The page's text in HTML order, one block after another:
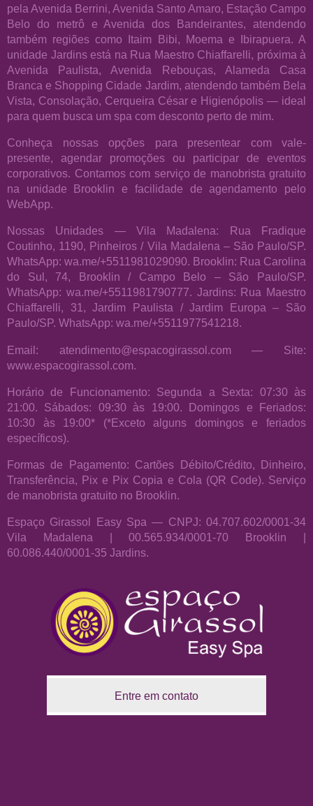
pela Avenida Berrini, Avenida Santo Amaro, Estação Campo
Belo do metrô e Avenida dos Bandeirantes, atendendo
também regiões como Itaim Bibi, Moema e Ibirapuera. A
unidade Jardins está na Rua Maestro Chiaffarelli, próxima à
Avenida Paulista, Avenida Rebouças, Alameda Casa
Branca e Shopping Cidade Jardim, atendendo também Bela
Vista, Consolação, Cerqueira César e Higienópolis — ideal
para quem busca um spa com desconto perto de mim.
Conheça nossas opções para presentear com vale-
presente, agendar promoções ou participar de eventos
corporativos. Contamos com serviço de manobrista gratuito
na unidade Brooklin e facilidade de agendamento pelo
WebApp.
Nossas Unidades — Vila Madalena: Rua Fradique
Coutinho, 1190, Pinheiros / Vila Madalena – São Paulo/SP.
WhatsApp: wa.me/+5511981029090. Brooklin: Rua Carolina
do Sul, 74, Brooklin / Campo Belo – São Paulo/SP.
WhatsApp: wa.me/+5511981790777. Jardins: Rua Maestro
Chiaffarelli, 31, Jardim Paulista / Jardim Europa – São
Paulo/SP. WhatsApp: wa.me/+5511977541218.
Email: atendimento@espacogirassol.com — Site:
www.espacogirassol.com.
Horário de Funcionamento: Segunda a Sexta: 07:30 às
21:00. Sábados: 09:30 às 19:00. Domingos e Feriados:
10:30 às 19:00* (*Exceto alguns domingos e feriados
específicos).
Formas de Pagamento: Cartões Débito/Crédito, Dinheiro,
Transferência, Pix e Pix Copia e Cola (QR Code). Serviço
de manobrista gratuito no Brooklin.
Espaço Girassol Easy Spa — CNPJ: 04.707.602/0001-34
Vila Madalena | 00.565.934/0001-70 Brooklin |
60.086.440/0001-35 Jardins.
Entre em contato